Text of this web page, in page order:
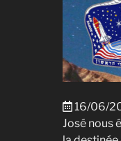
16/06/
José nous